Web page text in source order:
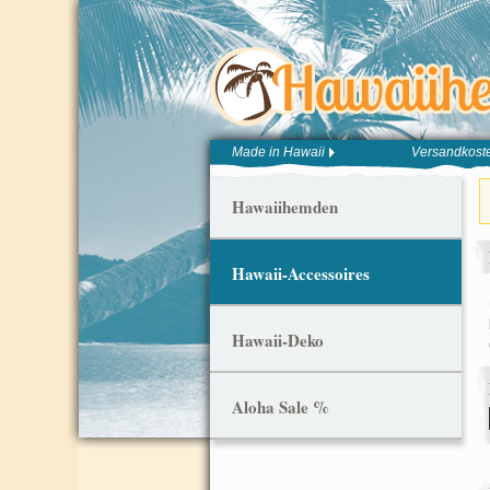
Made in Hawaii
Hawaiihemden
Hawaii-Accessoires
Hawaii-Deko
Aloha Sale %